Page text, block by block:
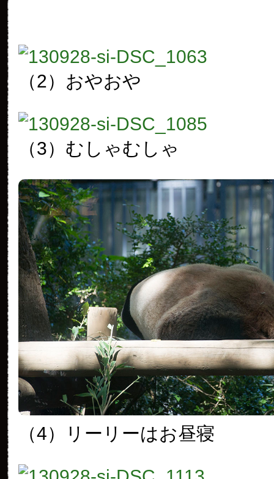
（2）おやおや
（3）むしゃむしゃ
（4）リーリーはお昼寝